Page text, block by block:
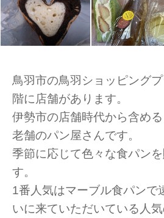
鳥羽市の鳥羽ショッピング
階に店舗があります。
伊勢市の店舗時代から含め
老舗のパン屋さんです。
季節に応じて色々な食パン
す。
1番人気はマーブル食パンで
いに来ていただいている人気